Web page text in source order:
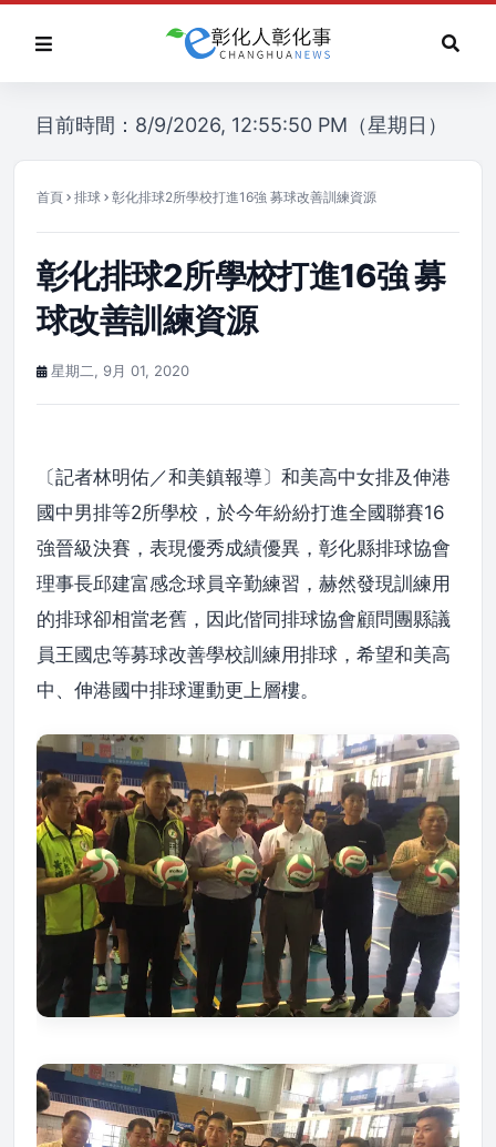
目前時間：8/9/2026, 12:55:50 PM（星期日）
首頁 排球 彰化排球2所學校打進16強 募球改善訓練資源
彰化排球2所學校打進16強 募
球改善訓練資源
星期二, 9月 01, 2020
〔記者林明佑／和美鎮報導〕和美高中女排及伸港
國中男排等2所學校，於今年紛紛打進全國聯賽16
強晉級決賽，表現優秀成績優異，彰化縣排球協會
理事長邱建富感念球員辛勤練習，赫然發現訓練用
的排球卻相當老舊，因此偕同排球協會顧問團縣議
員王國忠等募球改善學校訓練用排球，希望和美高
中、伸港國中排球運動更上層樓。